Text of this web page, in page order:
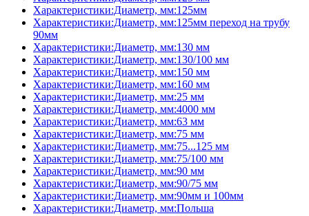
Характеристики:Диаметр, мм:125мм
Характеристики:Диаметр, мм:125мм переход на трубу
90мм
Характеристики:Диаметр, мм:130 мм
Характеристики:Диаметр, мм:130/100 мм
Характеристики:Диаметр, мм:150 мм
Характеристики:Диаметр, мм:160 мм
Характеристики:Диаметр, мм:25 мм
Характеристики:Диаметр, мм:4000 мм
Характеристики:Диаметр, мм:63 мм
Характеристики:Диаметр, мм:75 мм
Характеристики:Диаметр, мм:75...125 мм
Характеристики:Диаметр, мм:75/100 мм
Характеристики:Диаметр, мм:90 мм
Характеристики:Диаметр, мм:90/75 мм
Характеристики:Диаметр, мм:90мм и 100мм
Характеристики:Диаметр, мм:Польша